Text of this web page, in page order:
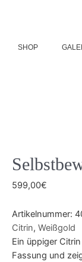
SHOP
599,00€
Artikelnummer:
Citrin, Weißgold
Ein üppiger
Fassung und